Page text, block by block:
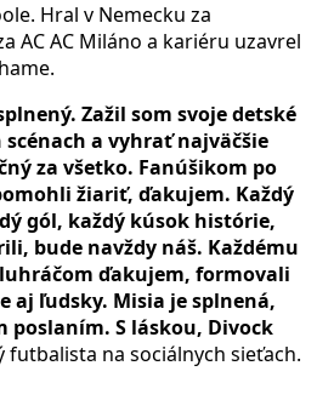
Hral v Nemecku za
AC AC Miláno a kariéru uzavrel
Zažil som svoje detské
a vyhrať najväčšie
za všetko. Fanúšikom po
žiariť, ďakujem. Každý
gól, každý kúsok histórie,
bude navždy náš. Každému
ďakujem, formovali
aj ľudsky. Misia je splnená,
poslaním. S láskou, Divock
futbalista na sociálnych sieťach.